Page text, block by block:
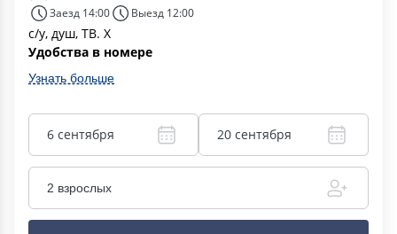
Заезд 14:00
Выезд 12:00
с/у, душ, ТВ. Х
Удобства в номере
Узнать больше
6 сентября 20 сентября
2 взрослых